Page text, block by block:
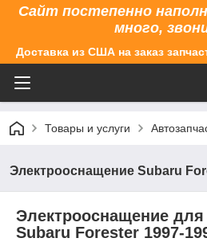
Сайт постепенно
много,
Доставка из США на заказ
Товары и услуги
Электрооснащение Subaru
Электрооснащение
Subaru Forester 1997-